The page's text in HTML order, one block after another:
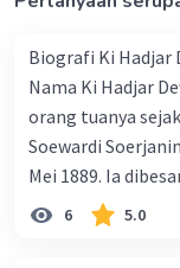
salah satu
Biografi Ki Hadjar
Nama Ki Hadjar
orang tuanya
Soewardi
Mei 1889. Ia
Yogyakarta. Saat
Tahun Caka,
6 5.0